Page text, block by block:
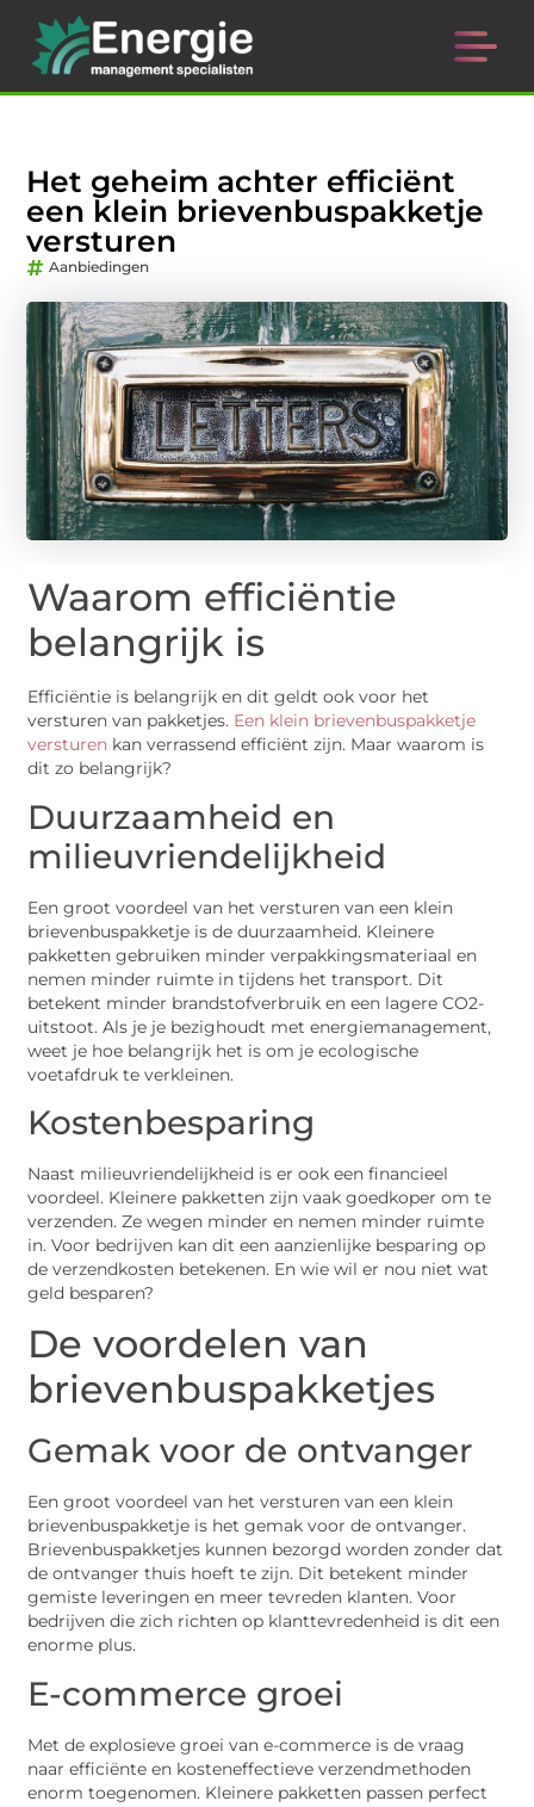
Het geheim achter efficiënt
een klein brievenbuspakketje
versturen
Aanbiedingen
Waarom efficiëntie
belangrijk is
Efficiëntie is belangrijk en dit geldt ook voor het
versturen van pakketjes. Een klein brievenbuspakketje
versturen kan verrassend efficiënt zijn. Maar waarom is
dit zo belangrijk?
Duurzaamheid en
milieuvriendelijkheid
Een groot voordeel van het versturen van een klein
brievenbuspakketje is de duurzaamheid. Kleinere
pakketten gebruiken minder verpakkingsmateriaal en
nemen minder ruimte in tijdens het transport. Dit
betekent minder brandstofverbruik en een lagere CO2-
uitstoot. Als je je bezighoudt met energiemanagement,
weet je hoe belangrijk het is om je ecologische
voetafdruk te verkleinen.
Kostenbesparing
Naast milieuvriendelijkheid is er ook een financieel
voordeel. Kleinere pakketten zijn vaak goedkoper om te
verzenden. Ze wegen minder en nemen minder ruimte
in. Voor bedrijven kan dit een aanzienlijke besparing op
de verzendkosten betekenen. En wie wil er nou niet wat
geld besparen?
De voordelen van
brievenbuspakketjes
Gemak voor de ontvanger
Een groot voordeel van het versturen van een klein
brievenbuspakketje is het gemak voor de ontvanger.
Brievenbuspakketjes kunnen bezorgd worden zonder dat
de ontvanger thuis hoeft te zijn. Dit betekent minder
gemiste leveringen en meer tevreden klanten. Voor
bedrijven die zich richten op klanttevredenheid is dit een
enorme plus.
E-commerce groei
Met de explosieve groei van e-commerce is de vraag
naar efficiënte en kosteneffectieve verzendmethoden
enorm toegenomen. Kleinere pakketten passen perfect